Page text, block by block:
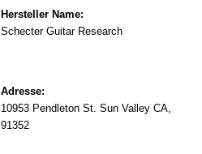
Hersteller Name:
Schecter Guitar Research
Adresse:
10953 Pendleton St. Sun Valley CA,
91352